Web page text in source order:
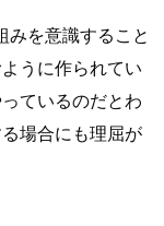
みを意識すること
うに作られてい
ているのだとわ
場合にも理屈が